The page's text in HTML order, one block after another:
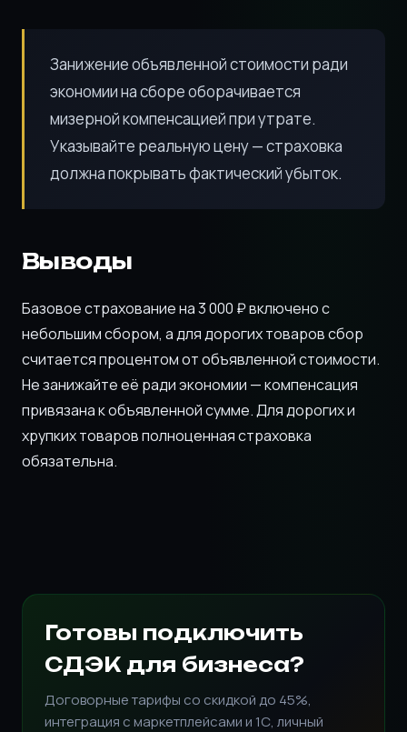
Занижение объявленной стоимости ради
экономии на сборе оборачивается
мизерной компенсацией при утрате.
Указывайте реальную цену — страховка
должна покрывать фактический убыток.
Выводы
Базовое страхование на 3 000 ₽ включено с
небольшим сбором, а для дорогих товаров сбор
считается процентом от объявленной стоимости.
Не занижайте её ради экономии — компенсация
привязана к объявленной сумме. Для дорогих и
хрупких товаров полноценная страховка
обязательна.
Готовы подключить
СДЭК для бизнеса?
Договорные тарифы со скидкой до 45%,
интеграция с маркетплейсами и 1С, личный